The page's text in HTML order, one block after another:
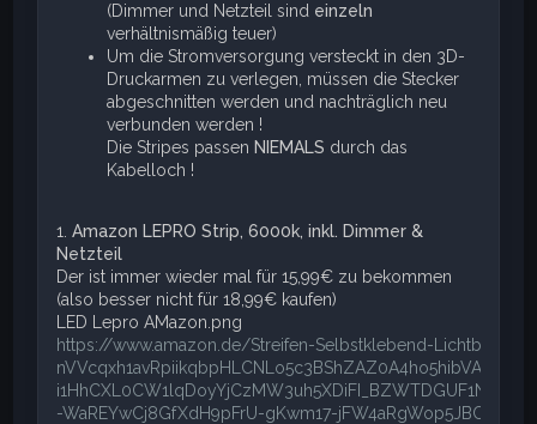
(Dimmer und Netzteil sind einzeln
verhältnismäßig teuer)
Um die Stromversorgung versteckt in den 3D-
Druckarmen zu verlegen, müssen die Stecker
abgeschnitten werden und nachträglich neu
verbunden werden !
Die Stripes passen NIEMALS durch das
Kabelloch !
1.Amazon LEPRO Strip, 6000k, inkl. Dimmer &
Netzteil
Der ist immer wieder mal für 15,99€ zu bekommen
(also besser nicht für 18,99€ kaufen)
LED Lepro AMazon.png
https://www.amazon.de/Streifen-Selbstklebend-Lichtband-
-WaREYwCj8GfXdH9pFrU-gKwm17-